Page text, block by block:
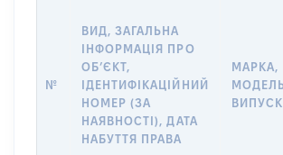
№
ВИД, ЗАГАЛЬНА
ІНФОРМАЦІЯ ПРО
ОБʼЄКТ,
ІДЕНТИФІКАЦІЙНИЙ
НОМЕР (ЗА
НАЯВНОСТІ), ДАТА
НАБУТТЯ ПРАВА
МАРКА,